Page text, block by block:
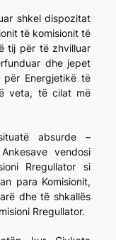
shkel dispozitat
të komisionit të
tij për të zhvilluar
dhe jepet
për Energjetikë të
veta, të cilat më
absurde –
vendosi
Rregullator si
para Komisionit,
dhe të shkallës
Rregullator.